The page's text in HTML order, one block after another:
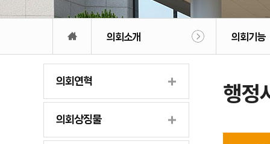
의회소개 의회기능
의회연혁
의회상징물
행정